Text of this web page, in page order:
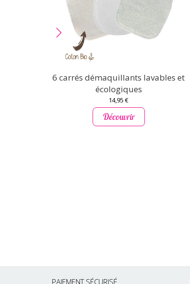
6 carrés démaquillants lavables et
écologiques
14,95 €
Découvrir
PAIEMENT SÉCURISÉ